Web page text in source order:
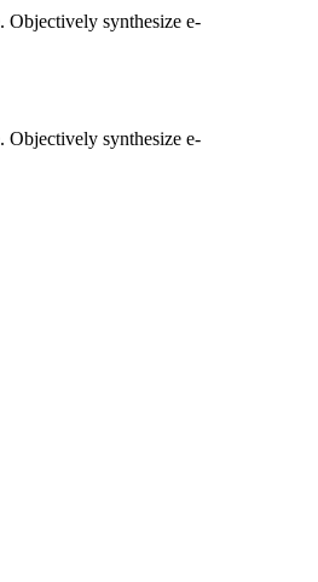
Objectively synthesize e-
Objectively synthesize e-